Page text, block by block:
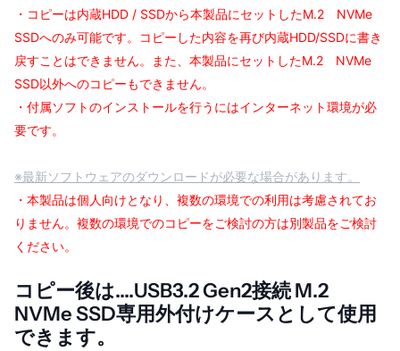
・コピーは内蔵HDD / SSDから本製品にセットしたM.2 NVMe
SSDへのみ可能です。コピーした内容を再び内蔵HDD/SSDに書き
戻すことはできません。また、本製品にセットしたM.2 NVMe
SSD以外へのコピーもできません。
・付属ソフトのインストールを行うにはインターネット環境が必
要です。
※最新ソフトウェアのダウンロードが必要な場合があります。
・本製品は個人向けとなり、複数の環境での利用は考慮されてお
りません。複数の環境でのコピーをご検討の方は別製品をご検討
ください。
コピー後は....USB3.2 Gen2接続 M.2
NVMe SSD専用外付けケースとして使用
できます。